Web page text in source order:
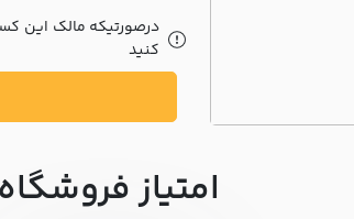
درصورتیکه مالک این
کنید
امتیاز فروشگاه